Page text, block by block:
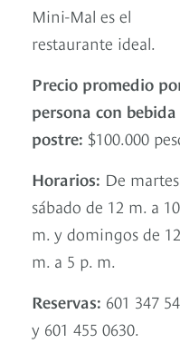
Mini-Mal es el
restaurante ideal.
Precio promedio
persona con
postre: $100.000
Horarios: De
sábado de 12 m. a
m. y domingos de 12
m. a 5 p. m.
Reservas: 601 347
y 601 455 0630.